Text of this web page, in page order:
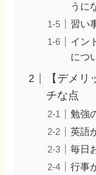
うに
習い
イン
につ
【デメ
チな点
勉強
英語
毎日
行事